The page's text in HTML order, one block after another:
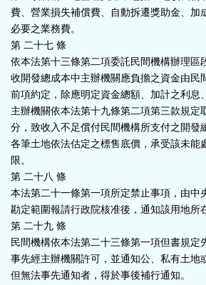
費、營業損失補償費、自動拆遷獎助金、
必要之業務費。
第 二十七 條
依本法第十三條第二項委託民間機構辦理
收開發總成本中主辦機關應負擔之資金由民
前項約定，除應明定資金總額、加計之利
主辦機關依本法第十九條第二項第三款規
分，致收入不足償付民間機構所支付之開
各筆土地依法估定之標售底價，承受該未
限。
第 二十八 條
本法第二十一條第一項所定禁止事項，由
勘定範圍報請行政院核准後，通知該用地所
第 二十九 條
民間機構依本法第二十三條第一項但書規
事先經主辦機關許可，並通知公、私有土
但無法事先通知者，得於事後補行通知。